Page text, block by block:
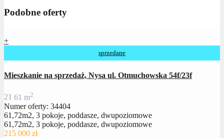
Podobne oferty
+
sprzedane
Mieszkanie na sprzedaż, Nysa ul. Otmuchowska 54f/23f
21 61 m2
Numer oferty: 34404
61,72m2, 3 pokoje, poddasze, dwupoziomowe
61,72m2, 3 pokoje, poddasze, dwupoziomowe
215 000 zł